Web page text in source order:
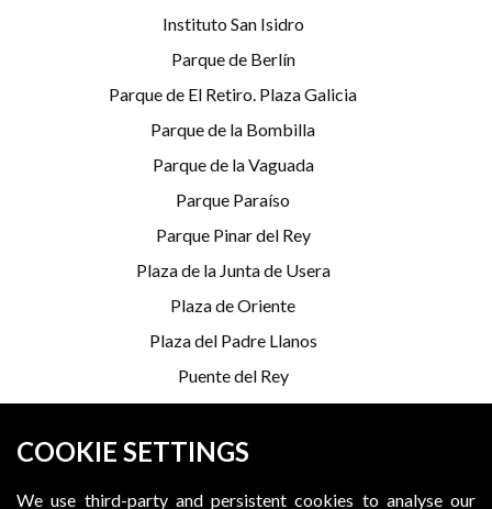
COOKIE SETTINGS
We use third-party and persistent cookies to analyse our
Instituto San Isidro
Parque de Berlín
Parque de El Retiro. Plaza Galicia
Parque de la Bombilla
Parque de la Vaguada
Parque Paraíso
Parque Pinar del Rey
Plaza de la Junta de Usera
Plaza de Oriente
Plaza del Padre Llanos
Puente del Rey
Serrería Belga
*Programming is subject to change